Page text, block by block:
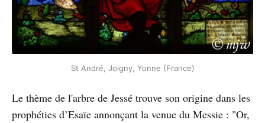
St André, Joigny, Yonne (France)
Le thème de l'arbre de Jessé trouve son origine dans les
prophéties d’Esaïe annonçant la venue du Messie : "Or,